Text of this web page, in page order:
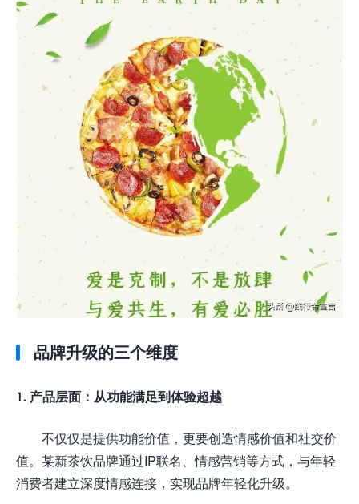
品牌升级的三个维度
1. 产品层面：从功能满足到体验超越
不仅仅是提供功能价值，更要创造情感价值和社交价
值。某新茶饮品牌通过IP联名、情感营销等方式，与年轻
消费者建立深度情感连接，实现品牌年轻化升级。